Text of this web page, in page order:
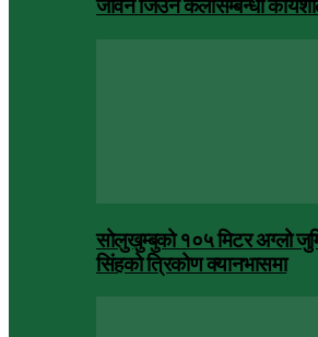
जीवन जिउने कलासम्बन्धी
सोलुखुम्बुको १०५ मिटर अग्लो
सिंहको त्रिकोण क्यानभासमा